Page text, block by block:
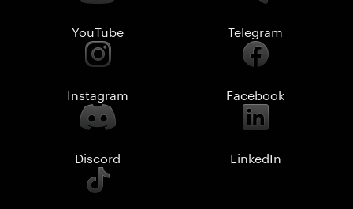
YouTube Telegram
Instagram Facebook
Discord LinkedIn